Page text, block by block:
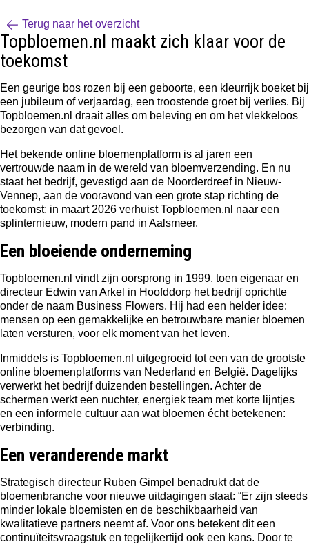
Terug naar het overzicht
Topbloemen.nl maakt zich klaar voor de
toekomst
Een geurige bos rozen bij een geboorte, een kleurrijk boeket bij
een jubileum of verjaardag, een troostende groet bij verlies. Bij
Topbloemen.nl draait alles om beleving en om het vlekkeloos
bezorgen van dat gevoel.
Het bekende online bloemenplatform is al jaren een
vertrouwde naam in de wereld van bloemverzending. En nu
staat het bedrijf, gevestigd aan de Noorderdreef in Nieuw-
Vennep, aan de vooravond van een grote stap richting de
toekomst: in maart 2026 verhuist Topbloemen.nl naar een
splinternieuw, modern pand in Aalsmeer.
Een bloeiende onderneming
Topbloemen.nl vindt zijn oorsprong in 1999, toen eigenaar en
directeur Edwin van Arkel in Hoofddorp het bedrijf oprichtte
onder de naam Business Flowers. Hij had een helder idee:
mensen op een gemakkelijke en betrouwbare manier bloemen
laten versturen, voor elk moment van het leven.
Inmiddels is Topbloemen.nl uitgegroeid tot een van de grootste
online bloemenplatforms van Nederland en België. Dagelijks
verwerkt het bedrijf duizenden bestellingen. Achter de
schermen werkt een nuchter, energiek team met korte lijntjes
en een informele cultuur aan wat bloemen écht betekenen:
verbinding.
Een veranderende markt
Strategisch directeur Ruben Gimpel benadrukt dat de
bloemenbranche voor nieuwe uitdagingen staat: “Er zijn steeds
minder lokale bloemisten en de beschikbaarheid van
kwalitatieve partners neemt af. Voor ons betekent dit een
continuïteitsvraagstuk en tegelijkertijd ook een kans. Door te